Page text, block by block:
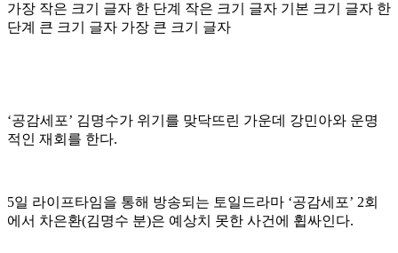
가장 작은 크기 글자 한 단계 작은 크기 글자 기본 크기 글자 한
단계 큰 크기 글자 가장 큰 크기 글자
‘공감세포’ 김명수가 위기를 맞닥뜨린 가운데 강민아와 운명
적인 재회를 한다.
5일 라이프타임을 통해 방송되는 토일드라마 ‘공감세포’ 2회
에서 차은환(김명수 분)은 예상치 못한 사건에 휩싸인다.